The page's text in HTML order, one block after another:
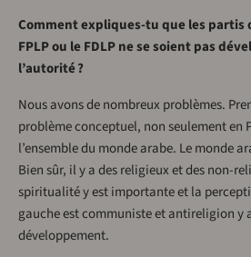
Comment expliques-tu que les partis
FPLP ou le FDLP ne se soient pas
l’autorité ?
Nous avons de nombreux problèmes.
problème conceptuel, non seulement en
l’ensemble du monde arabe. Le monde
Bien sûr, il y a des religieux et des non-
spiritualité y est importante et la
gauche est communiste et antireligion y
développement.